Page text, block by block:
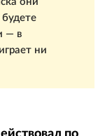
— в
ни
по